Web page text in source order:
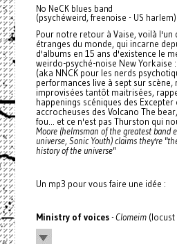
No NeCK blues band
(psychéweird, freenoise - US harlem)
Pour notre retour à Vaise, voilà l'un
étranges du monde, qui incarne
d'albums en 15 ans d'existence le
weirdo-psyché-noise New Yorkaise :
(aka NNCK pour les nerds
performances live à sept sur
improvisées tantôt maitrisées,
happenings scéniques des
accrocheuses des Volcano The
fou... et ce n'est pas Thurston qui
Moore (helmsman of the greatest band
universe, Sonic Youth) claims they're
history of the universe"
Un mp3 pour vous faire une idée :
Ministry of voices- Clomeim(locust